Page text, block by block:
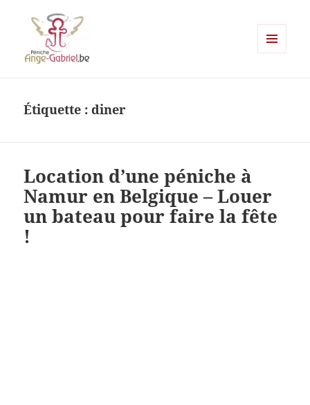
Étiquette :diner
Location d’une péniche à
Namur en Belgique – Louer
un bateau pour faire la fête
!